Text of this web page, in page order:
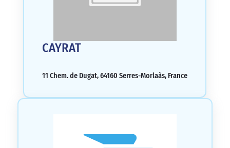
CAYRAT
11 Chem. de Dugat, 64160 Serres-Morlaàs, France